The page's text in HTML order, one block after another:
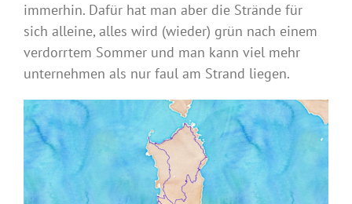
immerhin. Dafür hat man aber die Strände für
sich alleine, alles wird (wieder) grün nach einem
verdorrtem Sommer und man kann viel mehr
unternehmen als nur faul am Strand liegen.